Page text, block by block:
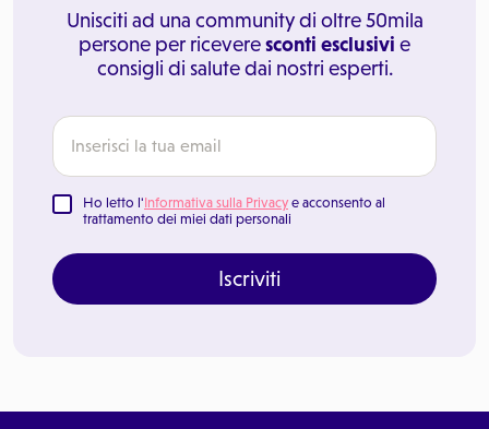
Unisciti ad una community di oltre 50mila
persone per riceveresconti esclusivi e
consigli di salute dai nostri esperti.
Ho letto l'Informativa sulla Privacy e acconsento al
trattamento dei miei dati personali
Iscriviti